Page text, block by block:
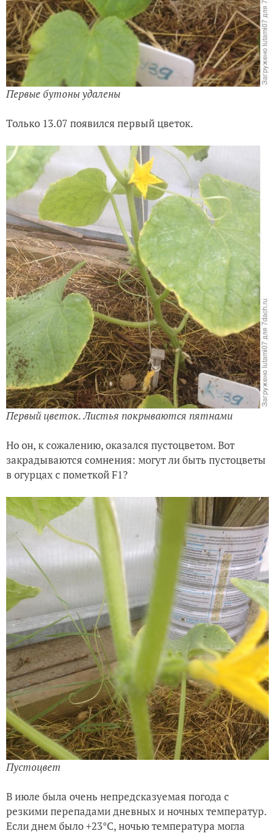
Первые бутоны удалены
Только 13.07 появился первый цветок.
Первый цветок. Листья покрываются пятнами
Но он, к сожалению, оказался пустоцветом. Вот
закрадываются сомнения: могут ли быть пустоцветы
в огурцах с пометкойF1?
Пустоцвет
В июле была очень непредсказуемая погода с
резкими перепадами дневных и ночных температур.
Если днем было +23°С, ночью температура могла